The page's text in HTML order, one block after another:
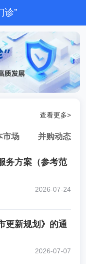
诊”
查看更多>
市场 并购动态
务方案（参考范
2026-07-24
更新规划》的通
2026-07-07